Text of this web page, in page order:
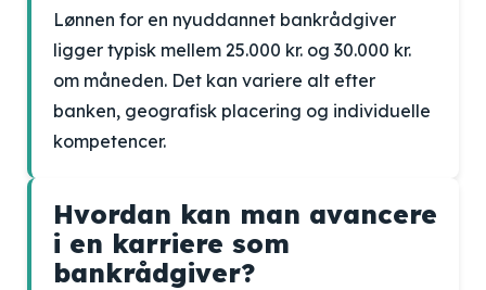
Lønnen for en nyuddannet bankrådgiver
ligger typisk mellem 25.000 kr. og 30.000 kr.
om måneden. Det kan variere alt efter
banken, geografisk placering og individuelle
kompetencer.
Hvordan kan man avancere
i en karriere som
bankrådgiver?